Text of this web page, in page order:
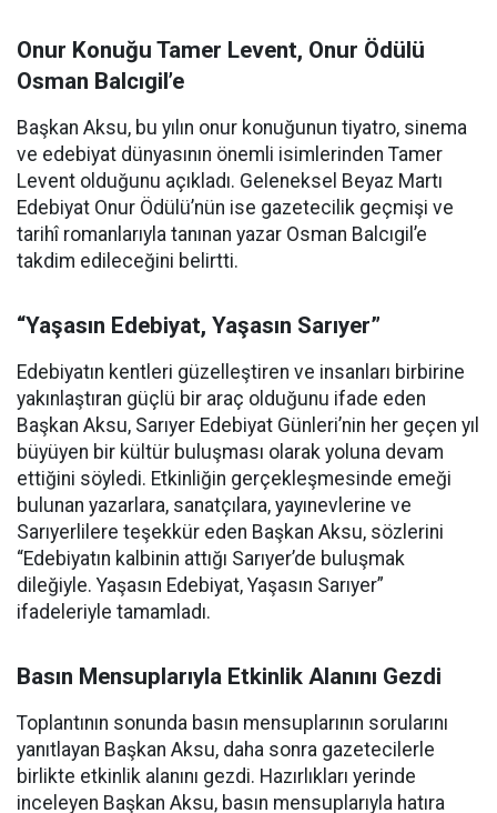
Onur Konuğu Tamer Levent, Onur Ödülü
Osman Balcıgil’e
Başkan Aksu, bu yılın onur konuğunun tiyatro, sinema
ve edebiyat dünyasının önemli isimlerinden Tamer
Levent olduğunu açıkladı. Geleneksel Beyaz Martı
Edebiyat Onur Ödülü’nün ise gazetecilik geçmişi ve
tarihî romanlarıyla tanınan yazar Osman Balcıgil’e
takdim edileceğini belirtti.
“Yaşasın Edebiyat, Yaşasın Sarıyer”
Edebiyatın kentleri güzelleştiren ve insanları birbirine
yakınlaştıran güçlü bir araç olduğunu ifade eden
Başkan Aksu, Sarıyer Edebiyat Günleri’nin her geçen yıl
büyüyen bir kültür buluşması olarak yoluna devam
ettiğini söyledi. Etkinliğin gerçekleşmesinde emeği
bulunan yazarlara, sanatçılara, yayınevlerine ve
Sarıyerlilere teşekkür eden Başkan Aksu, sözlerini
“Edebiyatın kalbinin attığı Sarıyer’de buluşmak
dileğiyle. Yaşasın Edebiyat, Yaşasın Sarıyer”
ifadeleriyle tamamladı.
Basın Mensuplarıyla Etkinlik Alanını Gezdi
Toplantının sonunda basın mensuplarının sorularını
yanıtlayan Başkan Aksu, daha sonra gazetecilerle
birlikte etkinlik alanını gezdi. Hazırlıkları yerinde
inceleyen Başkan Aksu, basın mensuplarıyla hatıra